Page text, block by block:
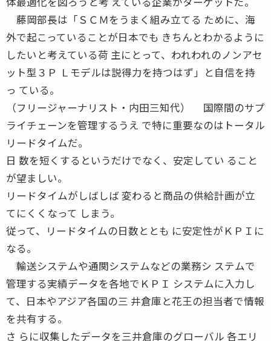
藤岡部長は「ＳＣＭをうまく組み立てる ために、海
外で起こっていることが日本でも きちんとわかるように
したいと考えている荷 主にとって、われわれのノンアセ
ット型３Ｐ Ｌモデルは説得力を持つはず」と自信を持
っ ている。
（フリージャーナリスト・内田三知代） 国際間のサプ
ライチェーンを管理するうえ で特に重要なのはトータル
リードタイムだ。
日 数を短くするというだけでなく、安定してい ること
が望ましい。
リードタイムがしばしば 変わると商品の供給計画が立
てにくくなって しまう。
従って、リードタイムの日数ととも に安定性がＫＰＩに
なる。
輸送システムや通関システムなどの業務シ ステムで
管理する実績データを各地でＫＰＩ システムに入力し
て、日本やアジア各国の三 井倉庫と花王の担当者で情報
を共有する。
さ らに収集したデータを三井倉庫のグローバル 各エリ